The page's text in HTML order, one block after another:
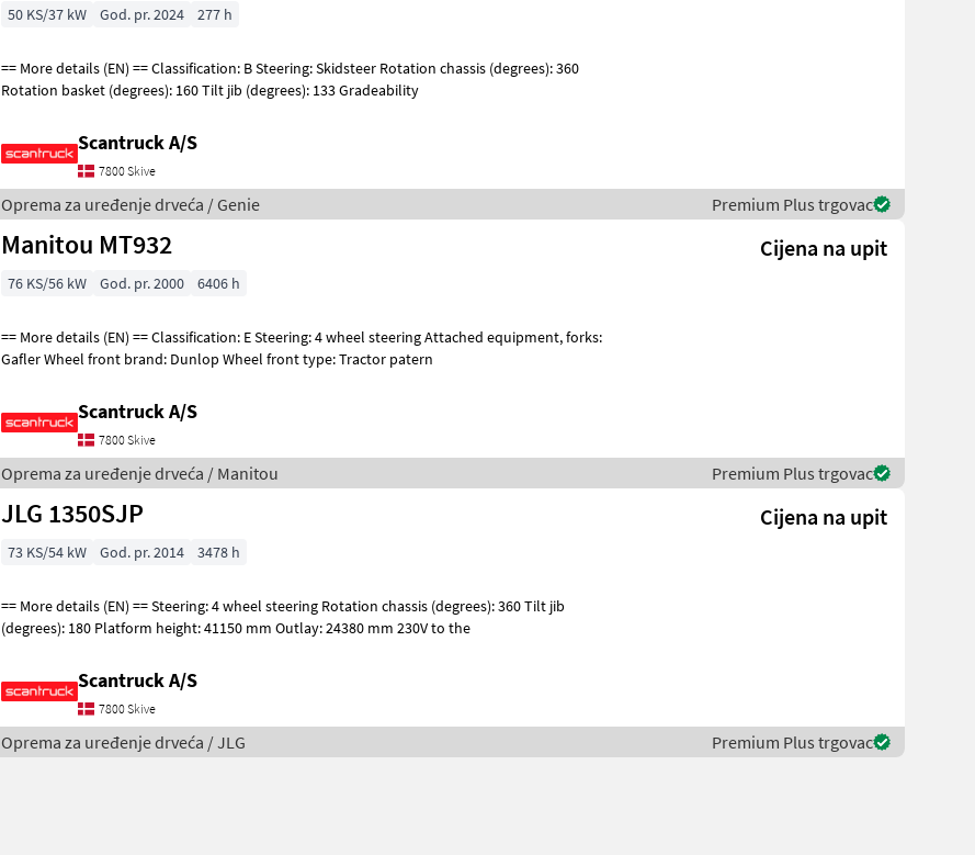
50 KS/37 kW God. pr. 2024 277 h
== More details (EN) == Classification: B Steering: Skidsteer Rotation chassis (degrees): 360
Rotation basket (degrees): 160 Tilt jib (degrees): 133 Gradeability
Scantruck A/S
7800 Skive
Oprema za uređenje drveća / Genie Premium Plus trgovac
Manitou MT932 Cijena na upit
76 KS/56 kW God. pr. 2000 6406 h
== More details (EN) == Classification: E Steering: 4 wheel steering Attached equipment, forks:
Gafler Wheel front brand: Dunlop Wheel front type: Tractor patern
Scantruck A/S
7800 Skive
Oprema za uređenje drveća / Manitou Premium Plus trgovac
JLG 1350SJP Cijena na upit
73 KS/54 kW God. pr. 2014 3478 h
== More details (EN) == Steering: 4 wheel steering Rotation chassis (degrees): 360 Tilt jib
(degrees): 180 Platform height: 41150 mm Outlay: 24380 mm 230V to the
Scantruck A/S
7800 Skive
Oprema za uređenje drveća / JLG Premium Plus trgovac